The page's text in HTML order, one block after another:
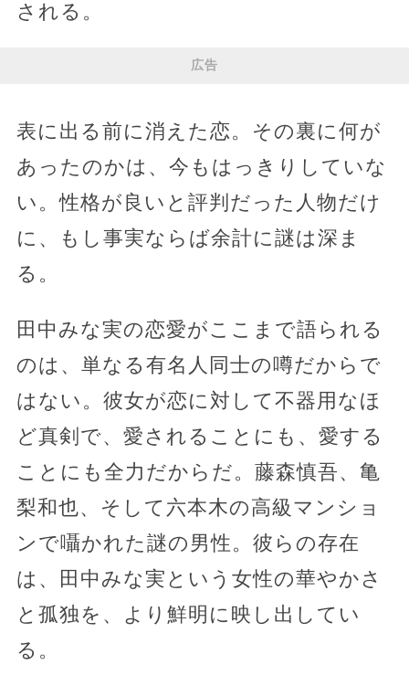
される。
広告
表に出る前に消えた恋。その裏に何が
あったのかは、今もはっきりしていな
い。性格が良いと評判だった人物だけ
に、もし事実ならば余計に謎は深ま
る。
田中みな実の恋愛がここまで語られる
のは、単なる有名人同士の噂だからで
はない。彼女が恋に対して不器用なほ
ど真剣で、愛されることにも、愛する
ことにも全力だからだ。藤森慎吾、亀
梨和也、そして六本木の高級マンショ
ンで囁かれた謎の男性。彼らの存在
は、田中みな実という女性の華やかさ
と孤独を、より鮮明に映し出してい
る。